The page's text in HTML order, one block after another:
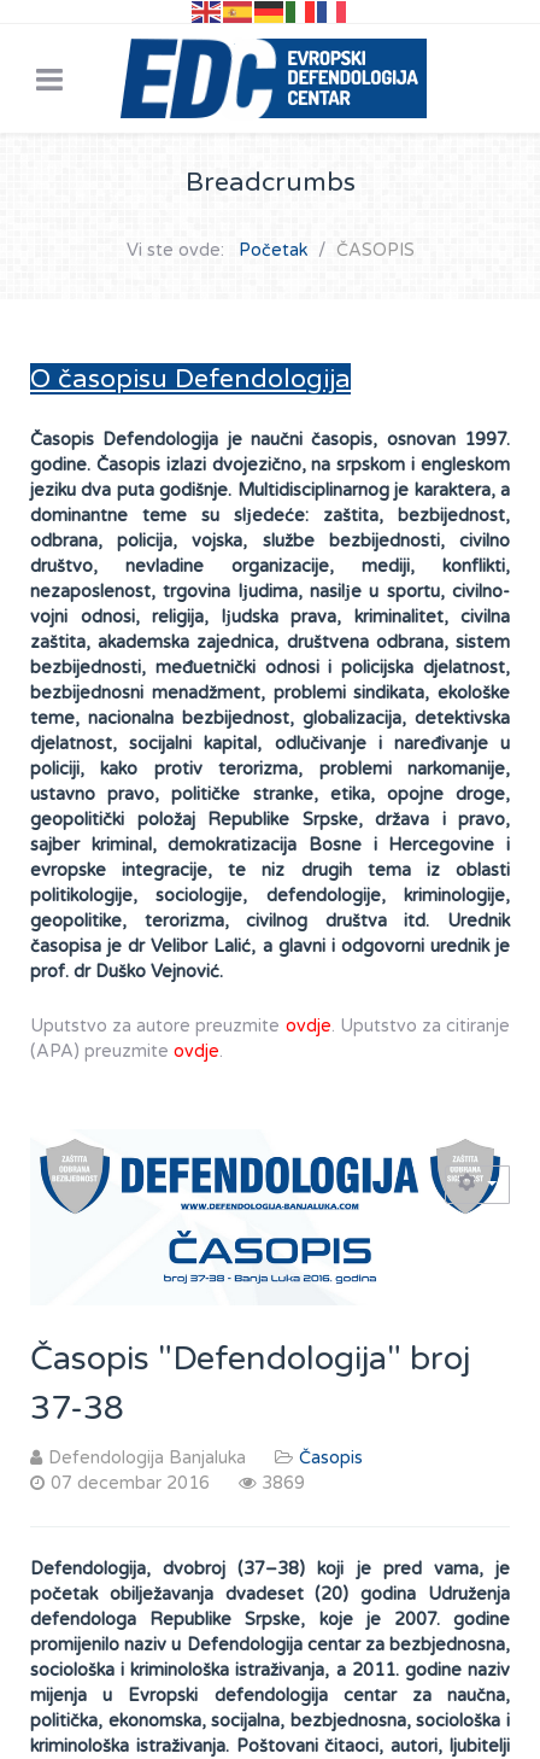
Breadcrumbs
Vi ste ovde: Početak ČASOPIS
O časopisu Defendologija
Časopis Defendologija je naučni časopis, osnovan 1997.
godine. Časopis izlazi dvojezično, na srpskom i engleskom
jeziku dva puta godišnje. Multidisciplinarnog je karaktera, a
dominantne teme su slјedeće: zaštita, bezbijednost,
odbrana, policija, vojska, službe bezbijednosti, civilno
društvo, nevladine organizacije, mediji, konflikti,
nezaposlenost, trgovina lјudima, nasilјe u sportu, civilno-
vojni odnosi, religija, lјudska prava, kriminalitet, civilna
zaštita, akademska zajednica, društvena odbrana, sistem
bezbijednosti, međuetnički odnosi i policijska djelatnost,
bezbijednosni menadžment, problemi sindikata, ekološke
teme, nacionalna bezbijednost, globalizacija, detektivska
djelatnost, socijalni kapital, odlučivanje i naređivanje u
policiji, kako protiv terorizma, problemi narkomanije,
ustavno pravo, političke stranke, etika, opojne droge,
geopolitički položaj Republike Srpske, država i pravo,
sajber kriminal, demokratizacija Bosne i Hercegovine i
evropske integracije, te niz drugih tema iz oblasti
politikologije, sociologije, defendologije, kriminologije,
geopolitike, terorizma, civilnog društva itd. Urednik
časopisa je dr Velibor Lalić, a glavni i odgovorni urednik je
prof. dr Duško Vejnović.
Uputstvo za autore preuzmite ovdje. Uputstvo za citiranje
(APA) preuzmite ovdje.
Časopis "Defendologija" broj
37-38
Defendologija Banjaluka
Časopis
07 decembar 2016
3869
Defendologija, dvobroj (37–38) koji je pred vama, je
početak obilježavanja dvadeset (20) godina Udruženja
defendologa Republike Srpske, koje je 2007. godine
promijenilo naziv u Defendologija centar za bezbjednosna,
sociološka i kriminološka istraživanja, a 2011. godine naziv
mijenja u Evropski defendologija centar za naučna,
politička, ekonomska, socijalna, bezbjednosna, sociološka i
kriminološka istraživanja. Poštovani čitaoci, autori, ljubitelji